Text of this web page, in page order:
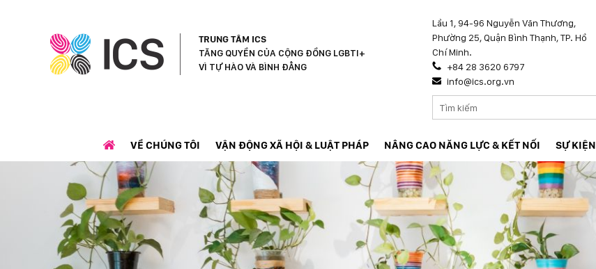
TRUNG TÂM ICS
TĂNG QUYỀN CỦA CỘNG ĐỒNG LGBTI+
VÌ TỰ HÀO VÀ BÌNH ĐẲNG
Lầu 1, 94-96 Nguyễn Văn Thương,
Phường 25, Quận Bình Thạnh, TP. Hồ
Chí Minh.
+84 28 3620 6797
info@ics.org.vn
VỀ CHÚNG TÔI VẬN ĐỘNG XÃ HỘI & LUẬT PHÁP NÂNG CAO NĂNG LỰC & KẾT NỐI SỰ KIỆN